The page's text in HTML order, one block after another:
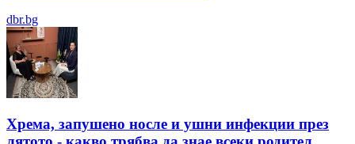
dbr.bg
Хрема, запушено носле и ушни инфекции през